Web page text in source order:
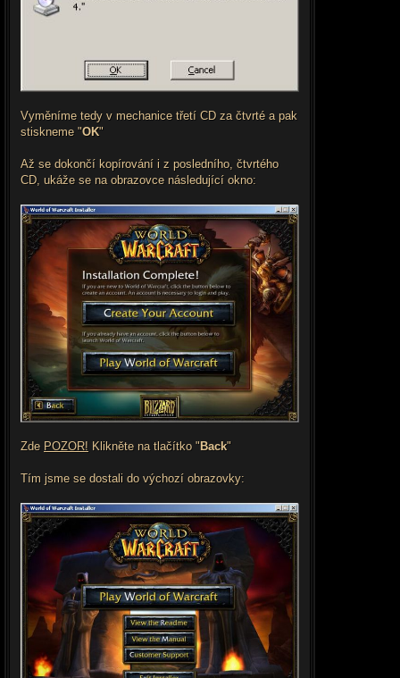
Vyměníme tedy v mechanice třetí CD za čtvrté a pak
stiskneme "OK"
Až se dokončí kopírování i z posledního, čtvrtého
CD, ukáže se na obrazovce následující okno:
Zde POZOR! Klikněte na tlačítko "Back"
Tím jsme se dostali do výchozí obrazovky: